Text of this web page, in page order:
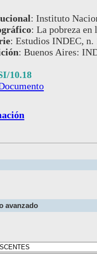
: Instituto
: La pobreza en
: Estudios INDEC, n.
: Buenos Aires:
10.18
avanzado